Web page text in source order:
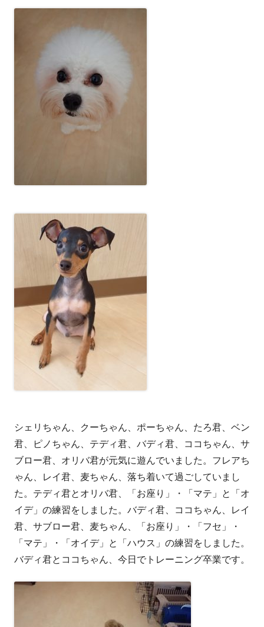
シェリちゃん、クーちゃん、ポーちゃん、たろ君、ベン
君、ピノちゃん、テディ君、バディ君、ココちゃん、サ
ブロー君、オリバ君が元気に遊んでいました。フレアち
ゃん、レイ君、麦ちゃん、落ち着いて過ごしていまし
た。テディ君とオリバ君、「お座り」・「マテ」と「オ
イデ」の練習をしました。バディ君、ココちゃん、レイ
君、サブロー君、麦ちゃん、「お座り」・「フセ」・
「マテ」・「オイデ」と「ハウス」の練習をしました。
バディ君とココちゃん、今日でトレーニング卒業です。